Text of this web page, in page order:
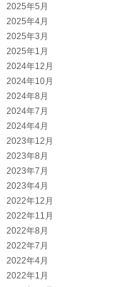
2025年5月
2025年4月
2025年3月
2025年1月
2024年12月
2024年10月
2024年8月
2024年7月
2024年4月
2023年12月
2023年8月
2023年7月
2023年4月
2022年12月
2022年11月
2022年8月
2022年7月
2022年4月
2022年1月